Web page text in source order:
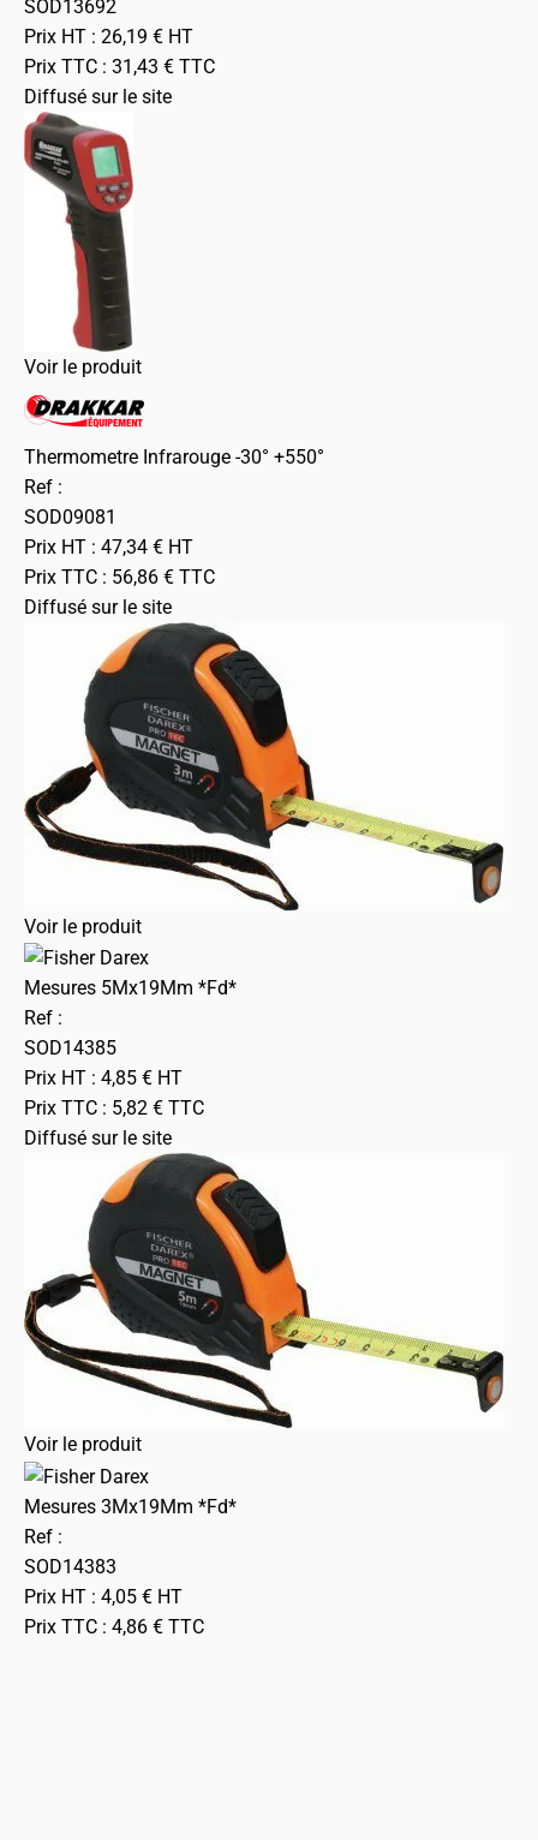
SOD13692
Prix HT : 26,19 € HT
Prix TTC : 31,43 € TTC
Diffusé sur le site
Voir le produit
Thermometre Infrarouge -30° +550°
Ref :
SOD09081
Prix HT : 47,34 € HT
Prix TTC : 56,86 € TTC
Diffusé sur le site
Voir le produit
Mesures 5Mx19Mm *Fd*
Ref :
SOD14385
Prix HT : 4,85 € HT
Prix TTC : 5,82 € TTC
Diffusé sur le site
Voir le produit
Mesures 3Mx19Mm *Fd*
Ref :
SOD14383
Prix HT : 4,05 € HT
Prix TTC : 4,86 € TTC